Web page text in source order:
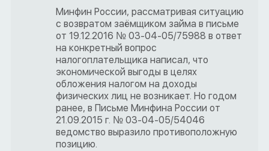
Минфин России, рассматривая ситуацию
с возвратом заёмщиком займа в письме
от 19.12.2016 № 03-04-05/75988 в ответ
на конкретный вопрос
налогоплательщика написал, что
экономической выгоды в целях
обложения налогом на доходы
физических лиц не возникает. Но годом
ранее, в Письме Минфина России от
21.09.2015 г. № 03-04-05/54046
ведомство выразило противоположную
позицию.